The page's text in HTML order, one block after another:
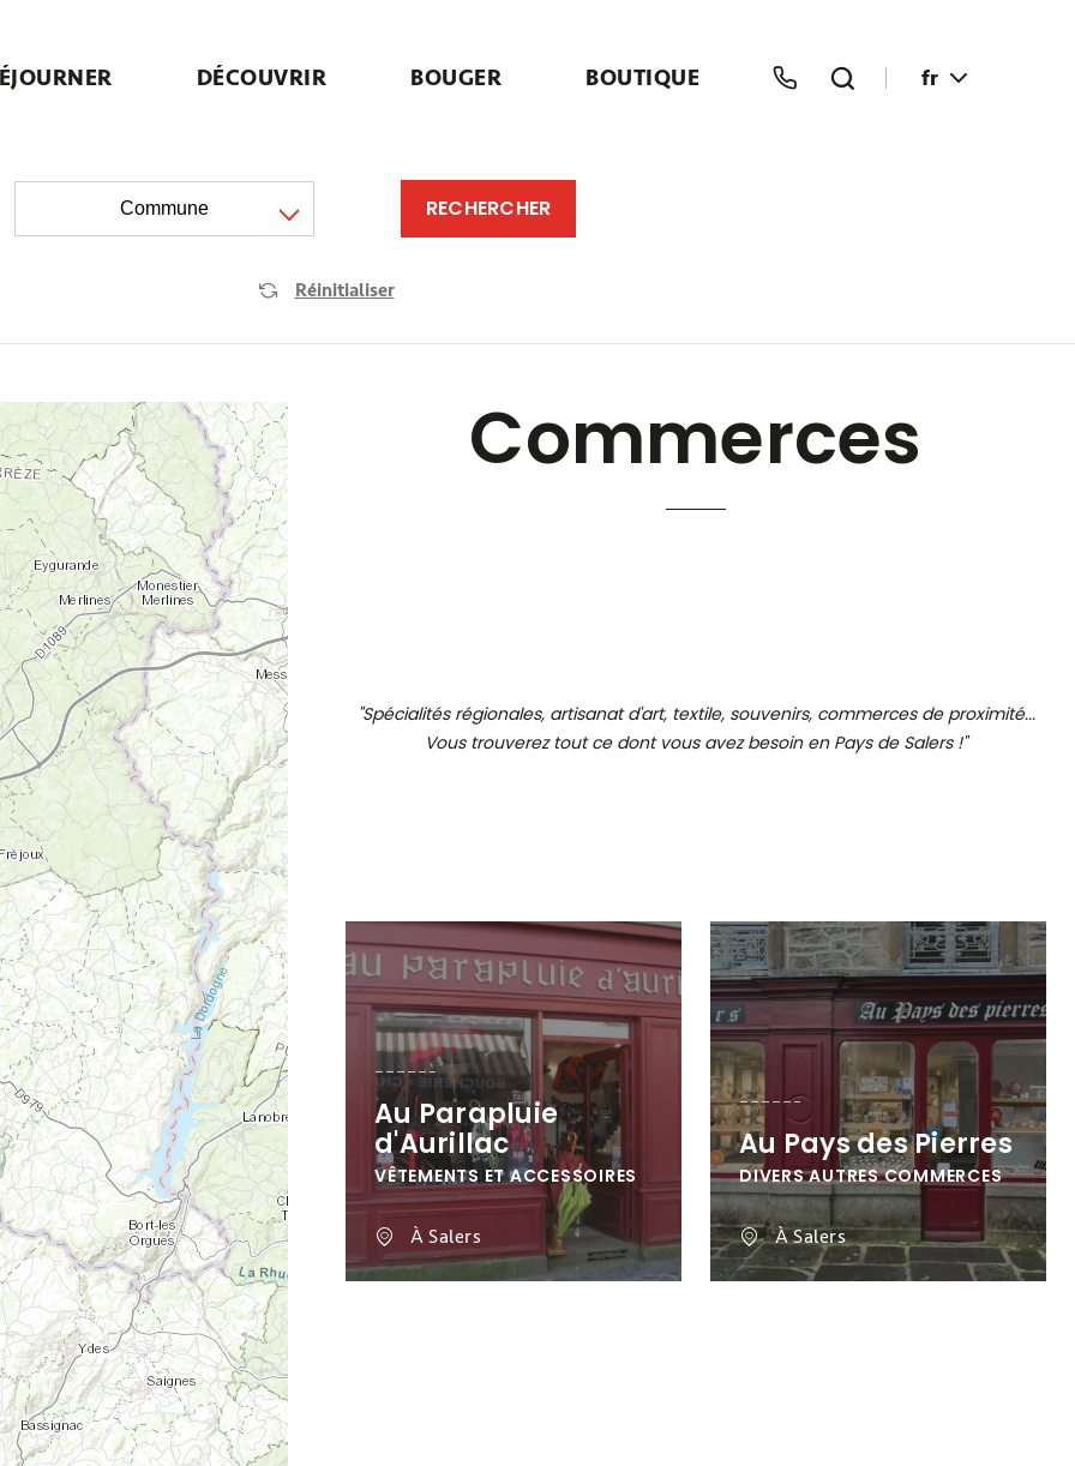
DÉCOUVRIR BOUGER BOUTIQUE fr
Commune
Réinitialiser
Commerces
"Spécialités régionales, artisanat d'art, textile, souvenirs, commerces de proximité...
Vous trouverez tout ce dont vous avez besoin en Pays de Salers !"
Au Parapluie
d'Aurillac
VÊTEMENTS ET ACCESSOIRES
À Salers
Au Pays des Pierres
DIVERS AUTRES COMMERCES
À Salers